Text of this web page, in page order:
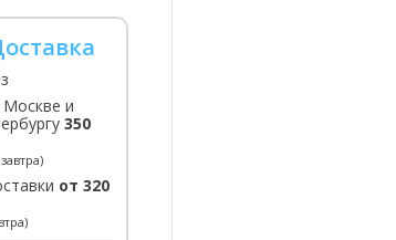
Москве и
350
от 320